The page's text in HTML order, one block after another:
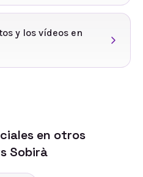
y los vídeos en
en otros
Sobirà